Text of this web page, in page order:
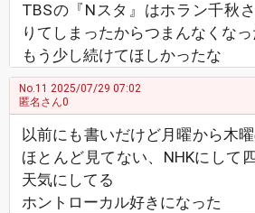
TBSの『Nスタ』はホラン千秋
りてしまったからつまんなくな
もう少し続けてほしかったな
No.11 2025/07/29 07:02
匿名さん0
以前にも書いだけど月曜から木
ほとんど見てない、NHKにして
天気にしてる
ホントローカル好きになった